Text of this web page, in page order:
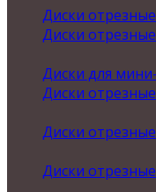
Диски
Диски отрезные
Диски для
Диски
Диски
Диски